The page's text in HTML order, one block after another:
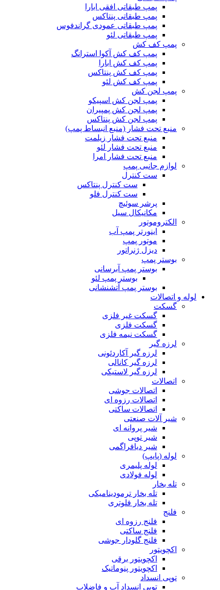
پمپ طبقاتی افقی ابارا
پمپ طبقاتی پنتاکس
پمپ طبقاتی عمودی گراندفوس
پمپ طبقاتی لئو
پمپ کف کش
پمپ کف کش آکوا استرانگ
پمپ کف کش ابارا
پمپ کف کش پنتاکس
پمپ کف کش لئو
پمپ لجن کش
پمپ لجن کش اسپیکو
پمپ لجن کش پمپیران
پمپ لجن کش پنتاکس
منبع تحت فشار (منبع انبساط پمپ)
منبع تحت فشار زیلمت
منبع تحت فشار لئو
منبع تحت فشار امرا
لوازم جانبی پمپ
ست کنترل
ست کنترل پنتاکس
ست کنترل فلو
پرشر سوئیچ
مکانیکال سیل
الکتروموتور
اینورتر پمپ آب
موتور پمپ
دیزل ژنراتور
بوستر پمپ
بوستر پمپ آبرسانی
بوستر پمپ لئو
بوستر پمپ آتشنشانی
لوله و اتصالات
گسکت
گسکت غیر فلزی
گسکت فلزی
گسکت نیمه فلزی
لرزه گیر
لرزه گیر آکاردئونی
لرزه گیر کانالی
لرزه گیر لاستیکی
اتصالات
اتصالات جوشی
اتصالات رزوه ای
اتصالات ساکتی
شیر آلات صنعتی
شیر پروانه ای
شیر توپی
شیر دیافراگمی
لوله (پایپ)
لوله پلیمری
لوله فولادی
تله بخار
تله بخار ترمودینامیکی
تله بخار فلوتری
فلنج
فلنج رزوه ای
فلنج ساکتی
فلنج گلودار جوشی
اکچویتور
اکچویتور برقی
اکچویتور پنوماتیک
توپی انسداد
توپی انسداد آب و فاضلاب